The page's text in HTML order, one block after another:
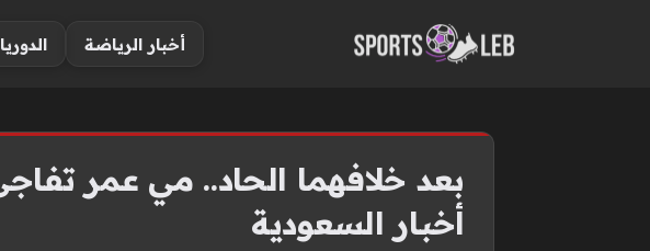
أخبار الرياضة
بعد خلافهما الحاد.. مي عمر
أخبار السعودية